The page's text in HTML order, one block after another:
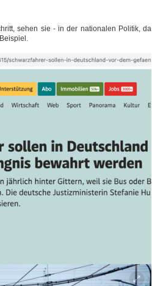
sehen sie - in der natio­na­len Poli­tik, da